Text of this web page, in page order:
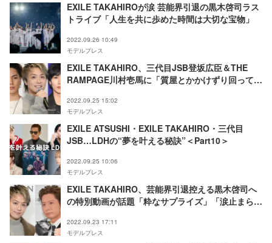
EXILE TAKAHIROが涙 芸能界引退の黒木啓司ラス
トライブ「人生を共に歩めた時間は大切な宝物」
2022.09.26 10:49
モデルプレス
EXILE TAKAHIRO、三代目JSB登坂広臣＆THE
RAMPAGE川村壱馬に「質屋とかかけずり回ってで
2022.09.25 15:02
モデルプレス
EXILE ATSUSHI・EXILE TAKAHIRO・三代目
JSB…LDHの“夢を叶える秘訣”＜Part10＞
2022.09.25 10:06
モデルプレス
EXILE TAKAHIRO、芸能界引退控える黒木啓司へ
の特別動画が話題「粋なサプライズ」「涙止まらな
2022.09.23 17:11
モデルプレス